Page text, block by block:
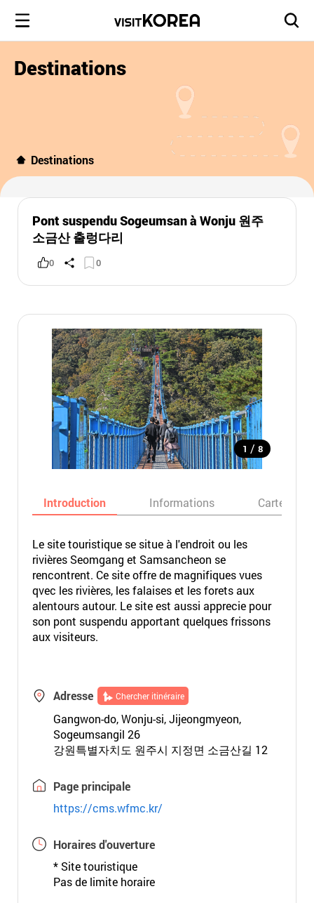
Destinations
Destinations
Pont suspendu Sogeumsan à Wonju 원주
소금산 출렁다리
0 0
1 / 8
Introduction Informations Carte
Le site touristique se situe à l'endroit ou les
rivières Seomgang et Samsancheon se
rencontrent. Ce site offre de magnifiques vues
qvec les rivières, les falaises et les forets aux
alentours autour. Le site est aussi apprecie pour
son pont suspendu apportant quelques frissons
aux visiteurs.
Adresse Chercher itinéraire
Gangwon-do, Wonju-si, Jijeongmyeon,
Sogeumsangil 26
강원특별자치도 원주시 지정면 소금산길 12
Page principale
https://cms.wfmc.kr/
Horaires d'ouverture
* Site touristique
Pas de limite horaire